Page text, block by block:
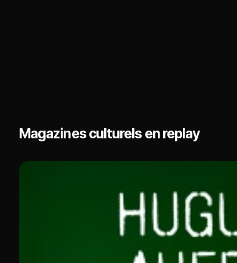
Magazines culturels en replay